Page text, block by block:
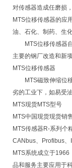
对传感器造成任磨损
MTS位移传感器的应
油、石化、制药、生
MTS位移传感器自
主要的钢厂改造和新
MTS位移传感器
MTS磁致伸缩位移
劣的工业下，如易受
MTS现货MTS型号
MTS中国现货现货销
MTS传感器R-系列个
CANbus、Profibus、
MTS系统成立于
品和服务主要应用于